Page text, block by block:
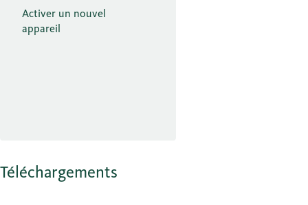
Activer un nouvel
appareil
Téléchargements